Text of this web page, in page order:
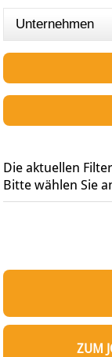
Unternehmen
Die aktuellen
Bitte wählen Sie
ZUM